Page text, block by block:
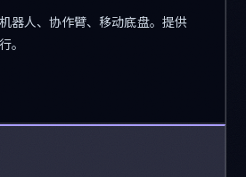
器人、协作臂、移动底盘。提供
。